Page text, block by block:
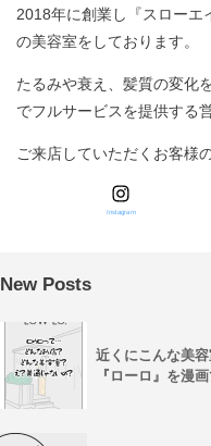
2018年に創業し『スローエ
の美容室をしております。
たるみや衰え、髪質の変化
でフルサービスを提供する
ご来店していただくお客様
Instagram
New Posts
近くにこんな美
『ローロ』を漫